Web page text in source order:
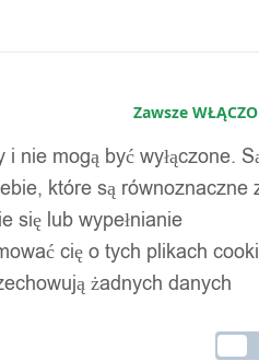
Zawsze
nie mogą być wyłączone.
które są równoznaczne
się lub wypełnianie
cię o tych plikach
żadnych danych